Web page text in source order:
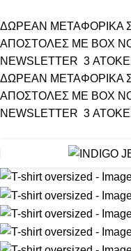
ΔΩΡΕΑΝ ΜΕΤΑΦΟΡΙΚΑ
ΑΠΟΣΤΟΛΕΣ ΜΕ BOX
NEWSLETTER 3
ΔΩΡΕΑΝ ΜΕΤΑΦΟΡΙΚΑ
ΑΠΟΣΤΟΛΕΣ ΜΕ BOX
NEWSLETTER 3